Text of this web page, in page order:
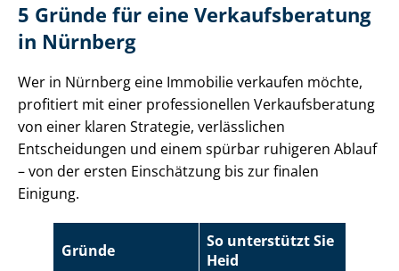
5 Gründe für eine Ver­kaufs­be­ra­tung
in Nürnberg
Wer in Nürnberg eine Immobilie verkaufen möchte,
profitiert mit einer professionellen Ver­kaufs­be­ra­tung
von einer klaren Strategie, verlässlichen
Entscheidungen und einem spürbar ruhigeren Ablauf
– von der ersten Einschätzung bis zur finalen
Einigung.
Gründe
So unterstützt Sie
Heid